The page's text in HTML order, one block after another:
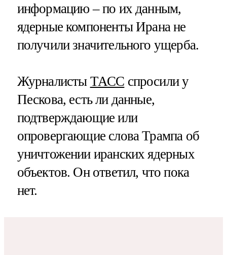
информацию – по их данным,
ядерные компоненты Ирана не
получили значительного ущерба.
Журналисты ТАСС спросили у
Пескова, есть ли данные,
подтверждающие или
опровергающие слова Трампа об
уничтожении иранских ядерных
объектов. Он ответил, что пока
нет.